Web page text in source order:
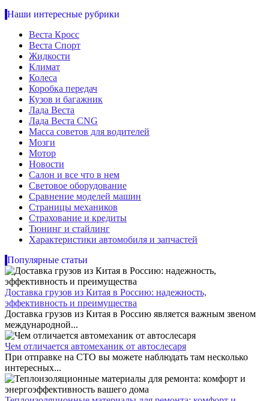
Наши интересные рубрики
Веста Кросс
Веста Спорт
Жидкости
Климат
Колеса
Коробка передач
Кузов и багажник
Лада Веста
Лада Веста CNG
Масса советов для водителей
Мозги
Мотор
Новости
Салон и все что в нем
Световое оборудование
Сравнение моделей машин
Страницы механиков
Страхование и кредиты
Тюнинг и стайлинг
Характеристики автомобиля и запчастей
Популярные статьи
Доставка грузов из Китая в Россию: надежность,
эффективность и преимущества
Доставка грузов из Китая в Россию является важным звеном
международной...
Чем отличается автомеханик от автослесаря
При отправке на СТО вы можете наблюдать там несколько
интересных...